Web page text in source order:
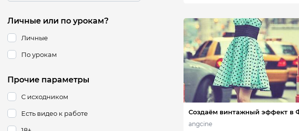
Личные или по урокам?
Личные
По урокам
Прочие параметры
С исходником
Есть видео к работе